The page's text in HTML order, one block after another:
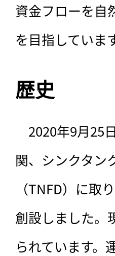
資金フローを自
を目指しています
歴史
2020年9月25
関、シンクタン
（TNFD）に取
創設しました。
られています。